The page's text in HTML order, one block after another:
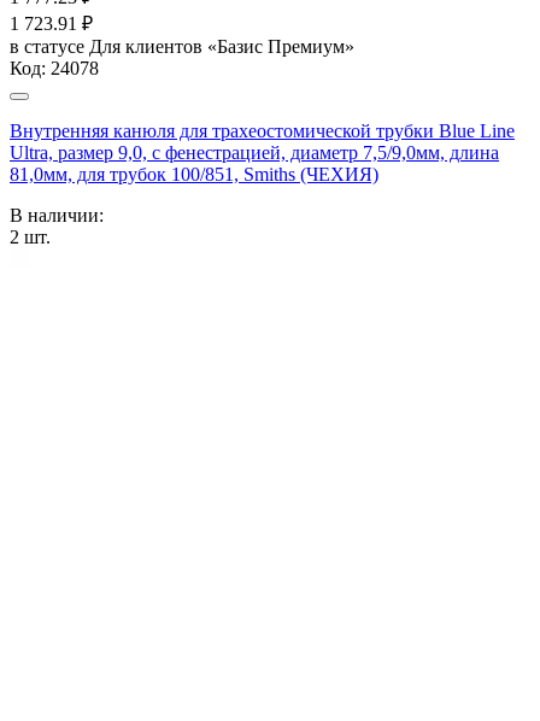
1 723.91 ₽
в статусе Для клиентов «Базис Премиум»
Код: 24078
Внутренняя канюля для трахеостомической трубки Blue Line
Ultra, размер 9,0, c фенестрацией, диаметр 7,5/9,0мм, длина
81,0мм, для трубок 100/851, Smiths (ЧЕХИЯ)
В наличии:
2 шт.